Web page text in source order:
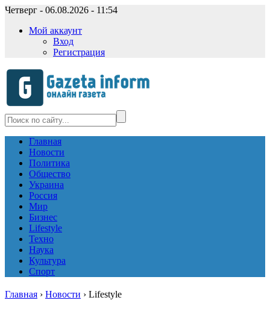
Четверг - 06.08.2026 - 11:54
Мой аккаунт
Вход
Регистрация
Главная
Новости
Политика
Общество
Украина
Россия
Мир
Бизнес
Lifestyle
Техно
Наука
Культура
Спорт
Главная › Новости › Lifestyle